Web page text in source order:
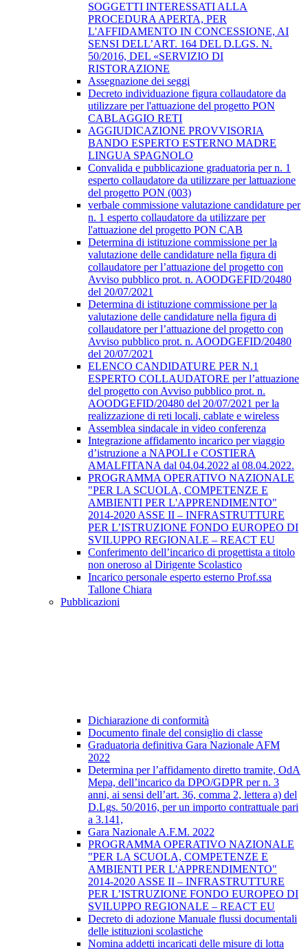
SOGGETTI INTERESSATI ALLA
PROCEDURA APERTA, PER
L'AFFIDAMENTO IN CONCESSIONE, AI
SENSI DELL’ART. 164 DEL D.LGS. N.
50/2016, DEL «SERVIZIO DI
RISTORAZIONE
Assegnazione dei seggi
Decreto individuazione figura collaudatore da
utilizzare per l'attuazione del progetto PON
CABLAGGIO RETI
AGGIUDICAZIONE PROVVISORIA
BANDO ESPERTO ESTERNO MADRE
LINGUA SPAGNOLO
Convalida e pubblicazione graduatoria per n. 1
esperto collaudatore da utilizzare per lattuazione
del progetto PON (003)
verbale commissione valutazione candidature per
n. 1 esperto collaudatore da utilizzare per
l'attuazione del progetto PON CAB
Determina di istituzione commissione per la
valutazione delle candidature nella figura di
collaudatore per l’attuazione del progetto con
Avviso pubblico prot. n. AOODGEFID/20480
del 20/07/2021
Determina di istituzione commissione per la
valutazione delle candidature nella figura di
collaudatore per l’attuazione del progetto con
Avviso pubblico prot. n. AOODGEFID/20480
del 20/07/2021
ELENCO CANDIDATURE PER N.1
ESPERTO COLLAUDATORE per l’attuazione
del progetto con Avviso pubblico prot. n.
AOODGEFID/20480 del 20/07/2021 per la
realizzazione di reti locali, cablate e wireless
Assemblea sindacale in video conferenza
Integrazione affidamento incarico per viaggio
d’istruzione a NAPOLI e COSTIERA
AMALFITANA dal 04.04.2022 al 08.04.2022.
PROGRAMMA OPERATIVO NAZIONALE
"PER LA SCUOLA, COMPETENZE E
AMBIENTI PER L'APPRENDIMENTO"
2014-2020 ASSE II – INFRASTRUTTURE
PER L’ISTRUZIONE FONDO EUROPEO DI
SVILUPPO REGIONALE – REACT EU
Conferimento dell’incarico di progettista a titolo
non oneroso al Dirigente Scolastico
Incarico personale esperto esterno Prof.ssa
Tallone Chiara
Pubblicazioni
Dichiarazione di conformità
Documento finale del consiglio di classe
Graduatoria definitiva Gara Nazionale AFM
2022
Determina per l’affidamento diretto tramite, OdA
Mepa, dell’incarico da DPO/GDPR per n. 3
anni, ai sensi dell’art. 36, comma 2, lettera a) del
D.Lgs. 50/2016, per un importo contrattuale pari
a 3.141,
Gara Nazionale A.F.M. 2022
PROGRAMMA OPERATIVO NAZIONALE
"PER LA SCUOLA, COMPETENZE E
AMBIENTI PER L'APPRENDIMENTO"
2014-2020 ASSE II – INFRASTRUTTURE
PER L’ISTRUZIONE FONDO EUROPEO DI
SVILUPPO REGIONALE – REACT EU
Decreto di adozione Manuale flussi documentali
delle istituzioni scolastiche
Nomina addetti incaricati delle misure di lotta